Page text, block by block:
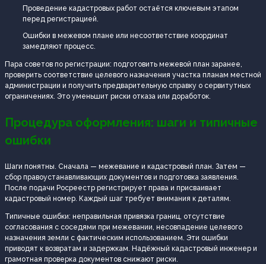
Проведение кадастровых работ остаётся ключевым этапом
перед регистрацией.
Ошибки в межевом плане или несоответствие координат
замедляют процесс.
Пара советов по регистрации: подготовить межевой план заранее,
проверить соответствие целевого назначения участка планам местной
администрации и получить предварительную справку о сервитутных
ограничениях. Это уменьшит риски отказа или доработок.
Процедура оформления: шаги и типичные
ошибки
Шаги понятны. Сначала — межевание и кадастровый план. Затем —
сбор правоустанавливающих документов и подготовка заявления.
После подачи Росреестр регистрирует права и присваивает
кадастровый номер. Каждый шаг требует внимания к деталям.
Типичные ошибки: неправильная привязка границ, отсутствие
согласования с соседями при межевании, несовпадение целевого
назначения земли с фактическим использованием. Эти ошибки
приводят к возвратам и задержкам. Надёжный кадастровый инженер и
грамотная проверка документов снижают риски.